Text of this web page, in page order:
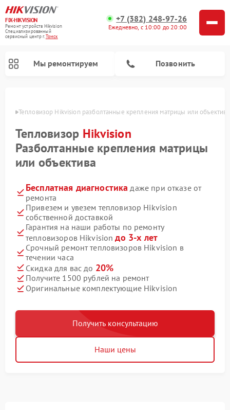
FIX-HIKVISION
Ремонт устройств Hikvision
Специализированный
cервисный центр г.Томск
+7 (382) 248-97-26
Ежедневно, с 10:00 до 20:00
Мы ремонтируем Позвонить
Тепловизор Hikvision разболтанные крепления матрицы или объектива
Тепловизор Hikvision
Разболтанные крепления матрицы
или объектива
Бесплатная диагностика даже при отказе от
ремонта
Привезем и увезем тепловизор Hikvision
собственной доставкой
Гарантия на наши работы по ремонту
тепловизоров Hikvisionдо 3-х лет
Срочный ремонт тепловизоров Hikvision в
течении часа
Скидка для вас до 20%
Получите 1500 рублей на ремонт
Оригинальные комплектующие Hikvision
Получить консультацию
Наши цены